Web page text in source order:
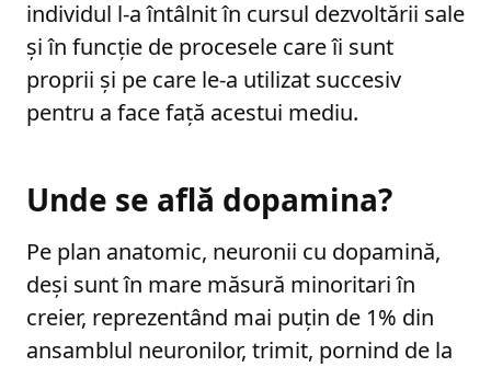
individul l-a întâlnit în cursul dezvoltării sale
și în funcție de procesele care îi sunt
proprii și pe care le-a utilizat succesiv
pentru a face față acestui mediu.
Unde se află dopamina?
Pe plan anatomic, neuronii cu dopamină,
deși sunt în mare măsură minoritari în
creier, reprezentând mai puțin de 1% din
ansamblul neuronilor, trimit, pornind de la